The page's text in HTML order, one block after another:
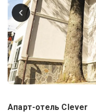
Апарт-отель Clever